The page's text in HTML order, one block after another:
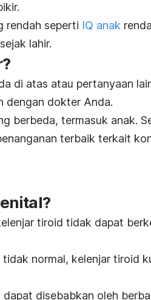
rendah seperti IQ anak
lahir.
di atas atau pertanyaan
dengan dokter Anda.
berbeda, termasuk anak.
terbaik terkait
tiroid tidak dapat
normal, kelenjar tiroid
disebabkan oleh